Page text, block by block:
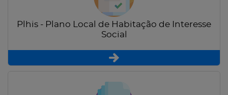
Plhis - Plano Local de Habitação de Interesse
Social